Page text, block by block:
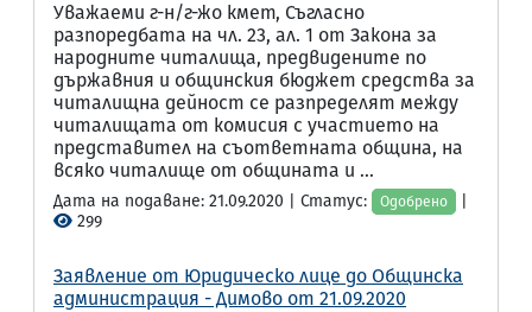
Уважаеми г-н/г-жо кмет, Съгласно
разпоредбата на чл. 23, ал. 1 от Закона за
народните читалища, предвидените по
държавния и общинския бюджет средства за
читалищна дейност се разпределят между
читалищата от комисия с участието на
представител на съответната община, на
всяко читалище от общината и ...
Дата на подаване: 21.09.2020 | Статус: Одобрено
299
Заявление от Юридическо лице до Общинска
администрация - Димово от 21.09.2020